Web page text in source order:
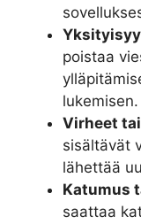
poistaa
lukemisen.
Virheet
sisältävät
lähettää
Katumus
saattaa